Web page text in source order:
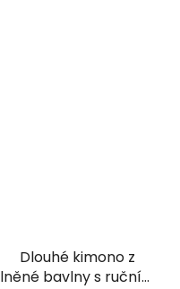
Dlouhé kimono z
lněné bavlny s ručním